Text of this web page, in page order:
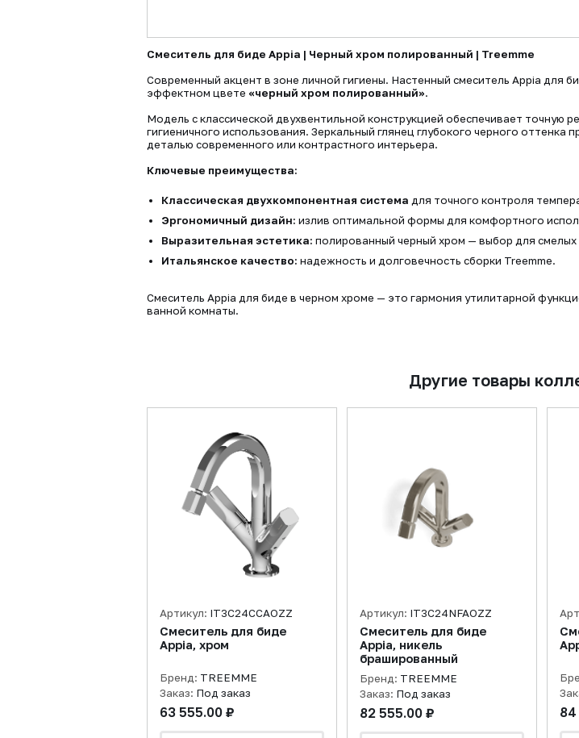
Смеситель для биде Appia | Черный хром полированный | Treemme
Современный акцент в зоне личной гигиены. Настенный смеситель Appia для
эффектном цвете «черный хром полированный».
Модель с классической двухвентильной конструкцией обеспечивает точную
гигиеничного использования. Зеркальный глянец глубокого черного
деталью современного или контрастного интерьера.
Ключевые преимущества:
Классическая двухкомпонентная система для точного контроля
Эргономичный дизайн: излив оптимальной формы для комфортного
Выразительная эстетика: полированный черный хром — выбор для смелых
Итальянское качество: надежность и долговечность сборки Treemme.
Смеситель Appia для биде в черном хроме — это гармония утилитарной
ванной комнаты.
Другие товары
Артикул: IT3C24CCAOZZ
Смеситель для биде
Appia, хром
Бренд: TREEMME
Заказ: Под заказ
63 555.00 ₽
Артикул: IT3C24NFAOZZ
Смеситель для биде
Appia, никель
брашированный
Бренд: TREEMME
Заказ: Под заказ
82 555.00 ₽